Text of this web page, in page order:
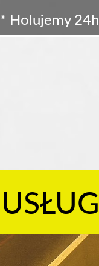
* Holujemy
USŁUGI